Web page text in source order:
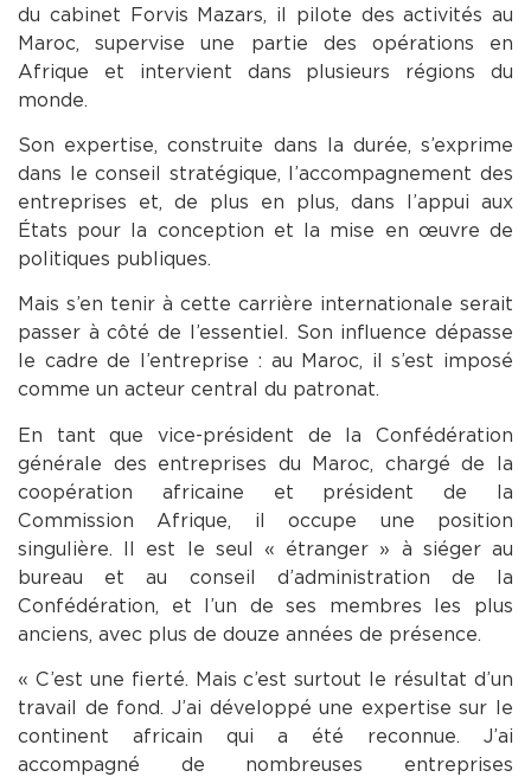
du cabinet Forvis Mazars, il pilote des activités au
Maroc, supervise une partie des opérations en
Afrique et intervient dans plusieurs régions du
monde.
Son expertise, construite dans la durée, s’exprime
dans le conseil stratégique, l’accompagnement des
entreprises et, de plus en plus, dans l’appui aux
États pour la conception et la mise en œuvre de
politiques publiques.
Mais s’en tenir à cette carrière internationale serait
passer à côté de l’essentiel. Son influence dépasse
le cadre de l’entreprise : au Maroc, il s’est imposé
comme un acteur central du patronat.
En tant que vice-président de la Confédération
générale des entreprises du Maroc, chargé de la
coopération africaine et président de la
Commission Afrique, il occupe une position
singulière. Il est le seul « étranger » à siéger au
bureau et au conseil d’administration de la
Confédération, et l’un de ses membres les plus
anciens, avec plus de douze années de présence.
« C’est une fierté. Mais c’est surtout le résultat d’un
travail de fond. J’ai développé une expertise sur le
continent africain qui a été reconnue. J’ai
accompagné de nombreuses entreprises